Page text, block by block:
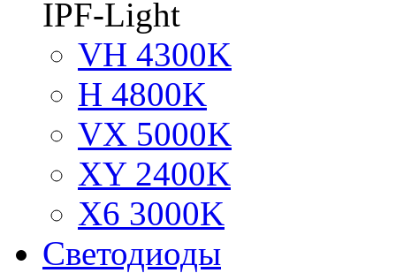
IPF-Light
VH 4300K
H 4800K
VX 5000K
XY 2400K
X6 3000K
Светодиоды